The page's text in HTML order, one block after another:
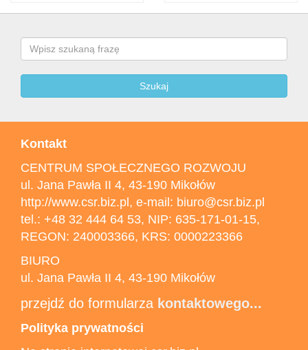
Szukaj
Kontakt
CENTRUM SPOŁECZNEGO ROZWOJU
ul. Jana Pawła II 4, 43-190 Mikołów
http://www.csr.biz.pl, e-mail: biuro@csr.biz.pl
tel.: +48 32 444 64 53, NIP: 635-171-01-15,
REGON: 240003366, KRS: 0000223366
BIURO
ul. Jana Pawła II 4, 43-190 Mikołów
przejdź do formularza kontaktowego...
Polityka prywatności